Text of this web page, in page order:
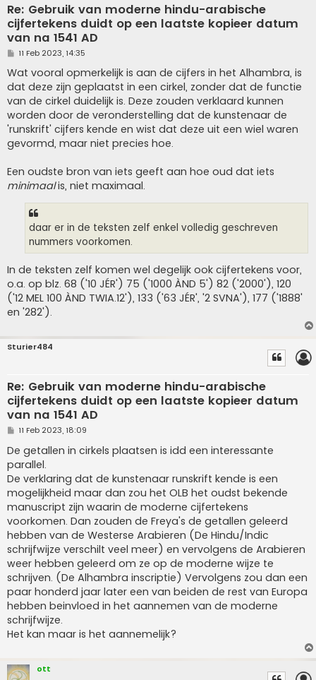
Re: Gebruik van moderne hindu-arabische
cijfertekens duidt op een laatste kopieer datum
van na 1541 AD
P
s
t
11 Feb 2023, 14:35
Wat vooral opmerkelijk is aan de cijfers in het Alhambra, is
dat deze zijn geplaatst in een cirkel, zonder dat de functie
van de cirkel duidelijk is. Deze zouden verklaard kunnen
worden door de veronderstelling dat de kunstenaar de
'runskrift' cijfers kende en wist dat deze uit een wiel waren
gevormd, maar niet precies hoe.
Een oudste bron van iets geeft aan hoe oud dat iets
minimaalis, niet maximaal.
daar er in de teksten zelf enkel volledig geschreven
nummers voorkomen.
In de teksten zelf komen wel degelijk ook cijfertekens voor,
o.a. op blz. 68 ('10 JÉR') 75 ('1000 ÀND 5') 82 ('2000'), 120
('12 MEL 100 ÀND TWIA.12'), 133 ('63 JÉR', '2 SVNA'), 177 ('1888'
en '282').
Sturier484
Re: Gebruik van moderne hindu-arabische
cijfertekens duidt op een laatste kopieer datum
van na 1541 AD
P
s
t
11 Feb 2023, 18:09
De getallen in cirkels plaatsen is idd een interessante
parallel.
De verklaring dat de kunstenaar runskrift kende is een
mogelijkheid maar dan zou het OLB het oudst bekende
manuscript zijn waarin de moderne cijfertekens
voorkomen. Dan zouden de Freya's de getallen geleerd
hebben van de Westerse Arabieren (De Hindu/Indic
schrijfwijze verschilt veel meer) en vervolgens de Arabieren
weer hebben geleerd om ze op de moderne wijze te
schrijven. (De Alhambra inscriptie) Vervolgens zou dan een
paar honderd jaar later een van beiden de rest van Europa
hebben beinvloed in het aannemen van de moderne
schrijfwijze.
Het kan maar is het aannemelijk?
ott